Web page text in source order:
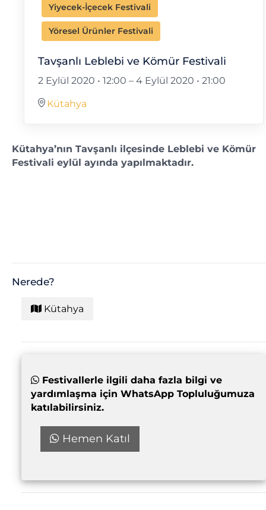
Yiyecek-İçecek Festivali
Yöresel Ürünler Festivali
Tavşanlı Leblebi ve Kömür Festivali
2 Eylül 2020 • 12:00 – 4 Eylül 2020 • 21:00
Kütahya
Kütahya’nın Tavşanlı ilçesinde Leblebi ve Kömür
Festivali eylül ayında yapılmaktadır.
Nerede?
Kütahya
Festivallerle ilgili daha fazla bilgi ve
yardımlaşma için WhatsApp Topluluğumuza
katılabilirsiniz.
Hemen Katıl